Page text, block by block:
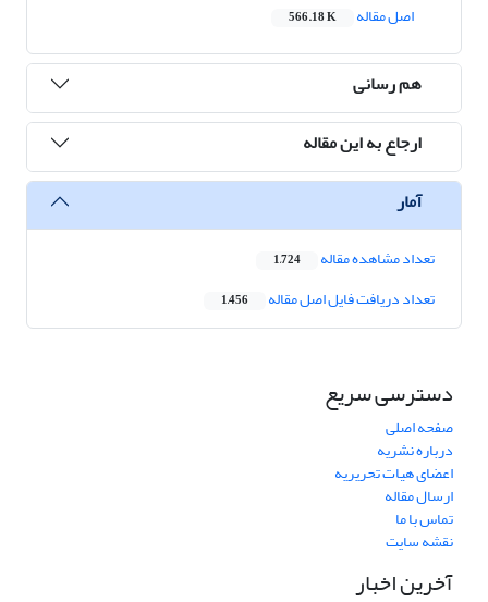
اصل مقاله
566.18 K
هم رسانی
ارجاع به این مقاله
آمار
تعداد مشاهده مقاله 1,724
تعداد دریافت فایل اصل مقاله 1,456
دسترسی سریع
صفحه اصلی
درباره نشریه
اعضای هیات تحریریه
ارسال مقاله
تماس با ما
نقشه سایت
آخرین اخبار